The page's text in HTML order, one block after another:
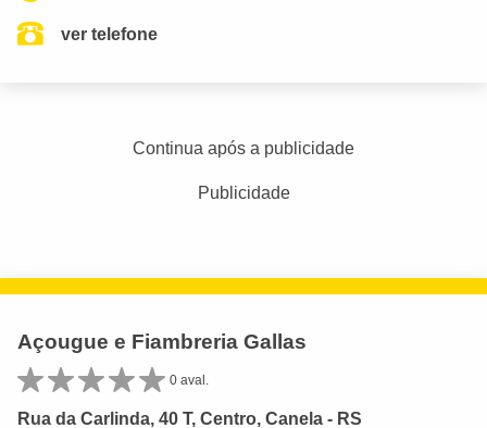
ver telefone
Continua após a publicidade
Publicidade
Açougue e Fiambreria Gallas
0 aval.
Rua da Carlinda, 40 T, Centro, Canela - RS